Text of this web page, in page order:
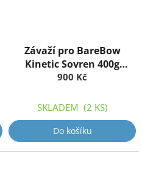
Závaží pro BareBow
Kinetic Sovren 400g
Aluminium
900 Kč
SKLADEM (2 KS)
Do košíku